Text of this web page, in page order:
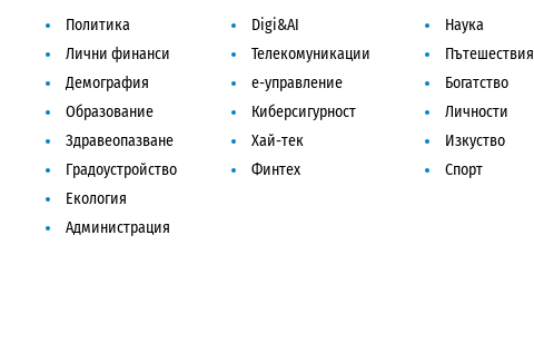
Политика
Лични финанси
Демография
Образование
Здравеопазване
Градоустройство
Екология
Администрация
Digi&AI
Телекомуникации
е-управление
Киберсигурност
Хай-тек
Финтех
Наука
Пътешествия
Богатство
Личности
Изкуство
Спорт